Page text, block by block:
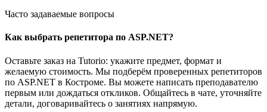
Часто задаваемые вопросы
Как выбрать репетитора по ASP.NET?
Оставьте заказ на Tutorio: укажите предмет, формат и
желаемую стоимость. Мы подберём проверенных репетиторов
по ASP.NET в Костроме. Вы можете написать преподавателю
первым или дождаться откликов. Общайтесь в чате, уточняйте
детали, договаривайтесь о занятиях напрямую.